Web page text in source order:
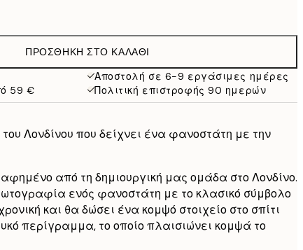
21,95 €
38 €
ΠΡΟΣΘΉΚΗ ΣΤΟ ΚΑΛΆΘΙ
Αποστολή σε 6-9 εργάσιμες ημέρες
59 €
Πολιτική επιστροφής 90 ημερών
Λονδίνου που δείχνει ένα φανοστάτη με την
από τη δημιουργική μας ομάδα στο Λονδίνο.
ενός φανοστάτη με το κλασικό σύμβολο
και θα δώσει ένα κομψό στοιχείο στο σπίτι
περίγραμμα, το οποίο πλαισιώνει κομψά το